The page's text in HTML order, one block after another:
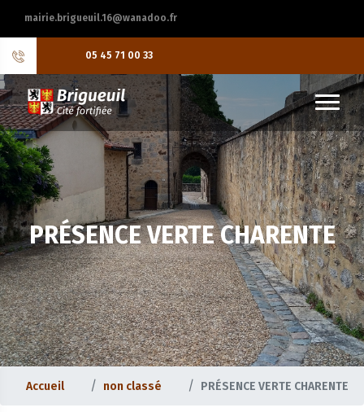
mairie.brigueuil.16@wanadoo.fr
05 45 71 00 33
PRÉSENCE VERTE CHARENTE
Accueil non classé PRÉSENCE VERTE CHARENTE